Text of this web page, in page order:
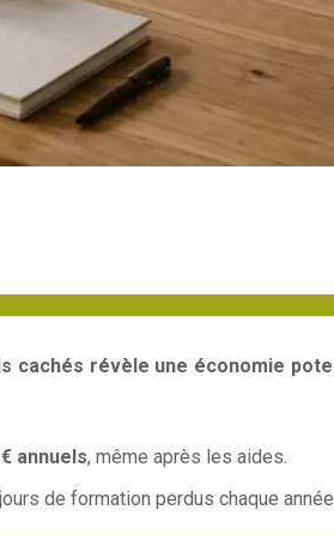
révèle une économie
annuels, même après les aides.
de formation perdus chaque